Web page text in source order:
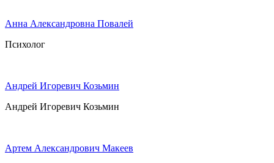
Анна Александровна Повалей
Психолог
Андрей Игоревич Козьмин
Андрей Игоревич Козьмин
Артем Александрович Макеев